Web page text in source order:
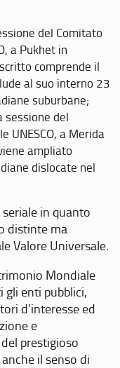
del Comitato
a Pukhet in
comprende il
al suo interno 23
suburbane;
sessione del
UNESCO, a Merida
ampliato
dislocate nel
in quanto
distinte ma
Valore Universale.
Mondiale
gli enti pubblici,
d’interesse ed
e
prestigioso
il senso di